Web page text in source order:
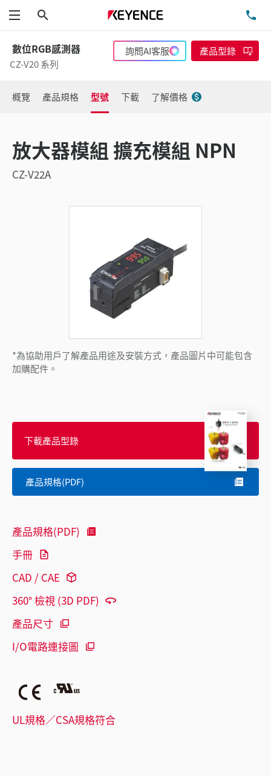
功能表
數位RGB感測器
CZ-V20 系列
詢問AI客服 產品型錄
概覽 產品規格 型號 下載 了解價格
放大器模組 擴充模組 NPN
CZ-V22A
*為協助用戶了解產品用途及安裝方式，產品圖片中可能包含
加購配件。
下載產品型錄
產品規格(PDF)
產品規格(PDF)
手冊
CAD / CAE
360° 檢視 (3D PDF)
產品尺寸
I/O電路連接圖
UL規格／CSA規格符合